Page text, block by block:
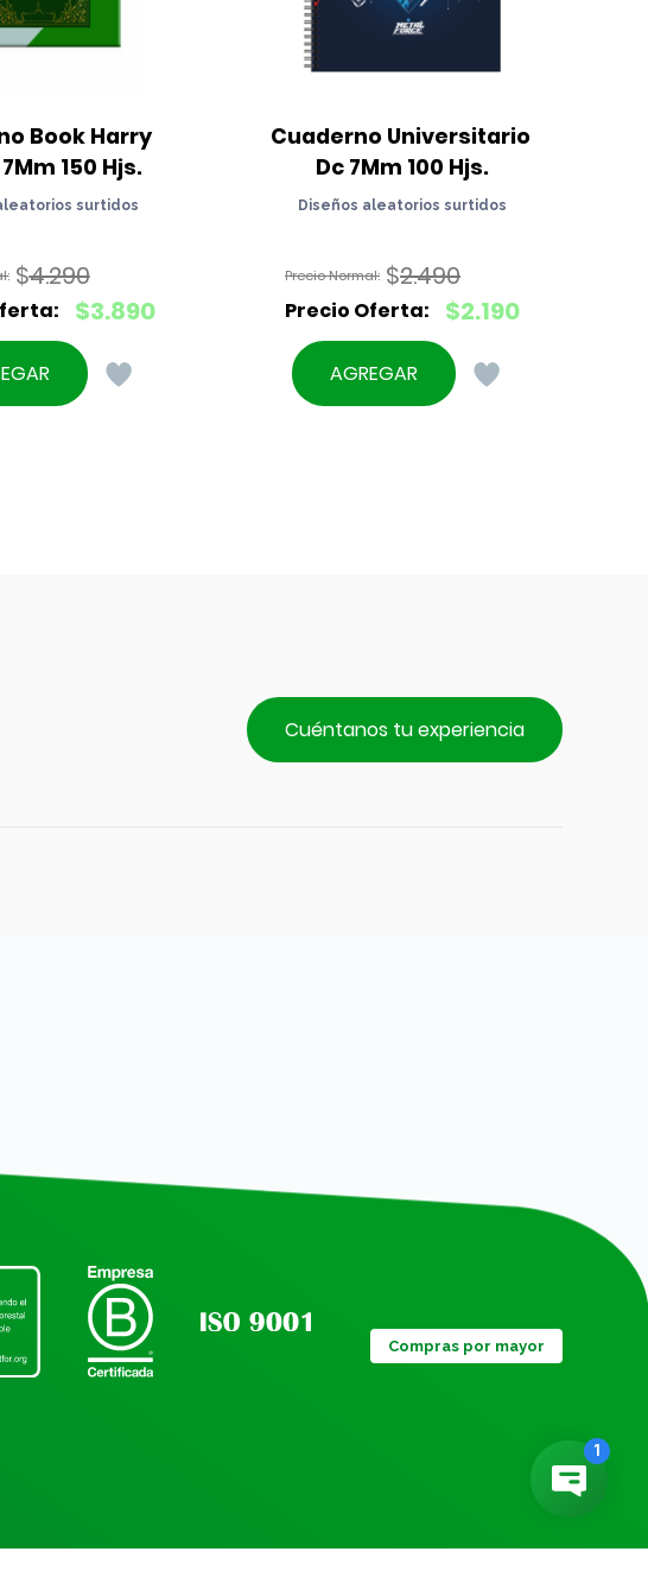
Book Harry
150 Hjs.
surtidos
$4.290
El
precio
original
$3.890
El
precio
actual
Cuaderno Universitario
Dc 7Mm 100 Hjs.
Diseños aleatorios surtidos
$2.490
El
precio
original
$2.190
El
precio
actual
AGREGAR
Cuéntanos tu experiencia
Compras por mayor